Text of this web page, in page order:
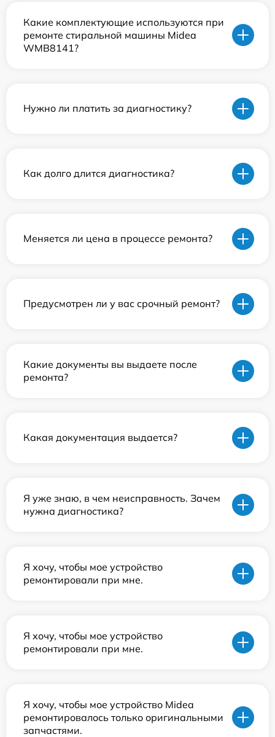
Какие комплектующие используются при
ремонте стиральной машины Midea
WMB8141?
Нужно ли платить за диагностику?
Как долго длится диагностика?
Меняется ли цена в процессе ремонта?
Предусмотрен ли у вас срочный ремонт?
Какие документы вы выдаете после
ремонта?
Какая документация выдается?
Я уже знаю, в чем неисправность. Зачем
нужна диагностика?
Я хочу, чтобы мое устройство
ремонтировали при мне.
Я хочу, чтобы мое устройство
ремонтировали при мне.
Я хочу, чтобы мое устройство Midea
ремонтировалось только оригинальными
запчастями.